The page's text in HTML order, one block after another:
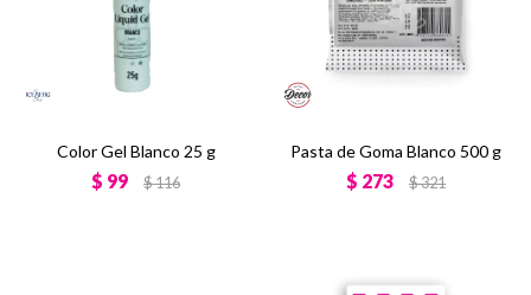
Color Gel Blanco 25 g
$ 99 $116
Pasta de Goma Blanco 500 g
$ 273 $321